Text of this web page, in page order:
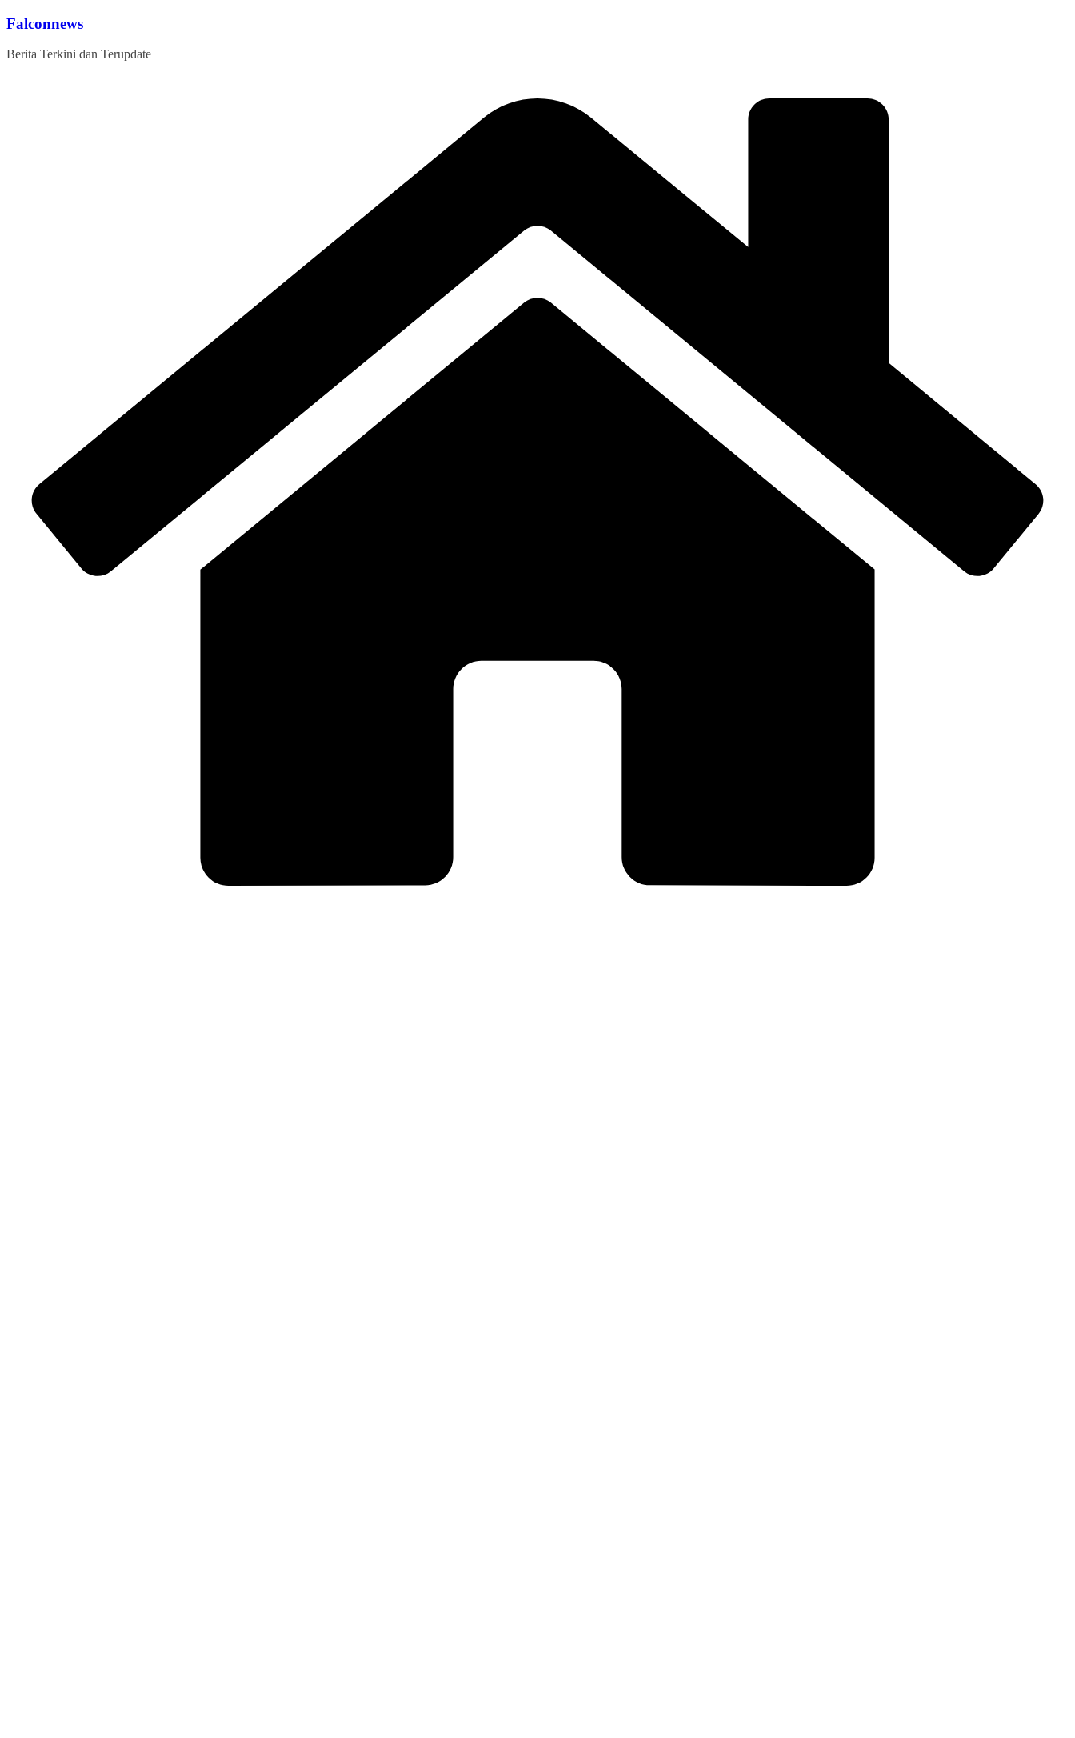
Skip
content
Falconnews
Berita Terkini dan Terupdate